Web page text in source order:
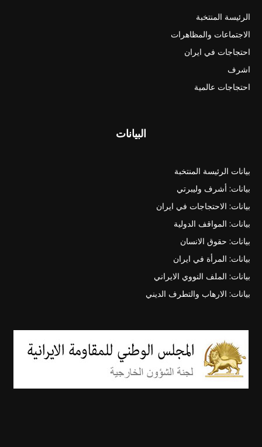
الرئيسة المنتخبة
الاجتماعات والمظاهرات
احتجاجات في ايران
اشرف
احتجاجات عالمية
البيانات
بيانات الرئيسة المنتخبة
بيانات: أشرف وليبرتي
بيانات: الاحتجاجات في ايران
بيانات: المواقف الدولية
بيانات: حقوق الانسان
بيانات: المرأة في ايران
بيانات: الملف النووي الايراني
بيانات: الارهاب والتطرف الديني